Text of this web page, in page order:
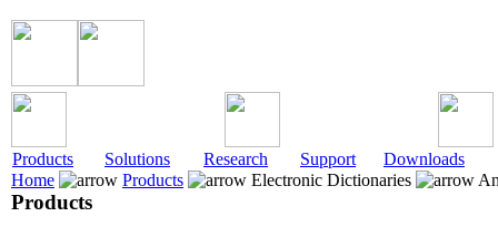
Products Solutions Research Support
Downloads
Home
Products Electronic Dictionaries
Products